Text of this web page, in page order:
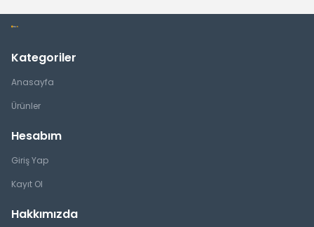
Kategoriler
Anasayfa
Ürünler
Hesabım
Giriş Yap
Kayıt Ol
Hakkımızda